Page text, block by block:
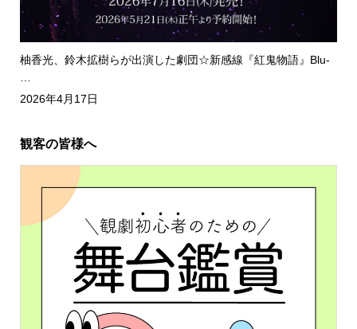
柚香光、鈴木拡樹らが出演した劇団☆新感線『紅鬼物語』Blu-
2026年4月17日
観客の皆様へ